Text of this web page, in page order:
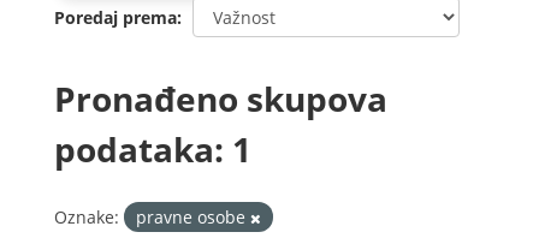
Poredaj prema
Pronađeno skupova
podataka: 1
Oznake:
pravne osobe